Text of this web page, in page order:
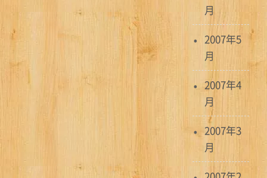
月
2007年5
月
2007年4
月
2007年3
月